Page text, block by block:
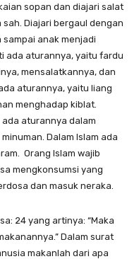
sopan dan diajari salat
Diajari bergaul dengan
anak menjadi
ada aturannya, yaitu fardu
mensalatkannya, dan
aturannya, yaitu liang
menghadap kiblat.
aturannya dalam
Dalam Islam ada
Orang Islam wajib
mengkonsumsi yang
dan masuk neraka.
24 yang artinya: “Maka
Dalam surat
makanlah dari apa